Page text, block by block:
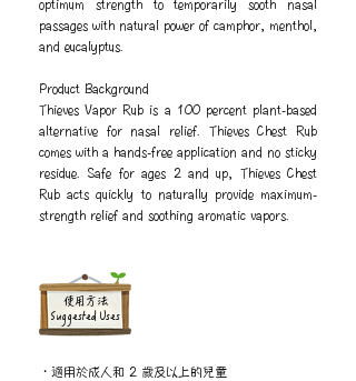
passages with natural power of camphor, menthol,
and eucalyptus.
Product Background
Thieves Vapor Rub is a 100 percent plant-based
alternative for nasal relief. Thieves Chest Rub
comes with a hands-free application and no sticky
residue. Safe for ages 2 and up, Thieves Chest
Rub acts quickly to naturally provide maximum-
strength relief and soothing aromatic vapors.
​使用方法
Suggested Uses
・適用於成人和 2 歲及以上的兒童